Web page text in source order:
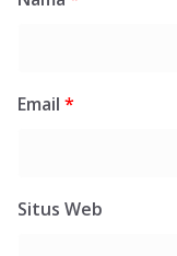
Email *
Situs Web